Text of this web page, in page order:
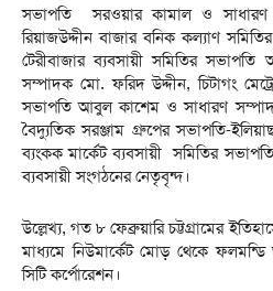
সভাপতি সরওয়ার কামাল ও
রিয়াজউদ্দীন বাজার বনিক কল্যাণ
টেরীবাজার ব্যবসায়ী সমিতির
সম্পাদক মো. ফরিদ উদ্দীন, চিটাগং
সভাপতি আবুল কাশেম ও সাধারণ
বৈদ্যুতিক সরঞ্জাম গ্রুপের সভাপতি-
ব্যংকক মার্কেট ব্যবসায়ী সমিতির
ব্যবসায়ী সংগঠনের নেতৃবৃন্দ।
উল্লেখ্য, গত ৮ ফেব্রুয়ারি চট্টগ্রামের
মাধ্যমে নিউমার্কেট মোড় থেকে
সিটি কর্পোরেশন।